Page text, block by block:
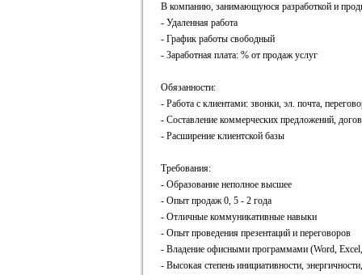
В компанию, занимающуюся разработкой и
- Удаленная работа
- График работы свободный
- Заработная плата: % от продаж услуг
Обязанности:
- Работа с клиентами: звонки, эл. почта,
- Составление коммерческих предложений,
- Расширение клиентской базы
Требования:
- Образование неполное высшее
- Опыт продаж 0, 5 - 2 года
- Отличные коммуникативные навыки
- Опыт проведения презентаций и переговоров
- Владение офисными программами (Word,
- Высокая степень инициативности,